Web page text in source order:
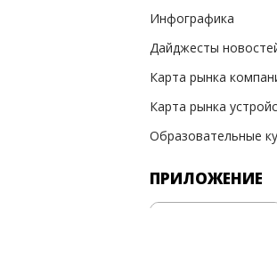
Инфографика
Дайджесты
Карта рынка
Карта рынка
Образовательные
ПРИЛОЖЕНИЕ